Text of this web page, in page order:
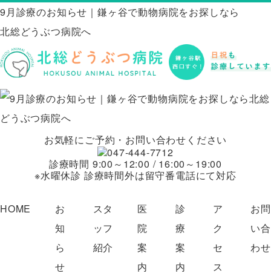
9月診療のお知らせ｜鎌ヶ谷で動物病院をお探しなら
北総どうぶつ病院へ
お気軽にご予約・お問い合わせください
診療時間 9:00～12:00 / 16:00～19:00
※水曜休診 診療時間外は留守番電話にて対応
HOME
お
知
ら
せ
スタ
ッフ
紹介
医
院
案
内
診
療
案
内
ア
ク
セ
ス
お問
い合
わせ